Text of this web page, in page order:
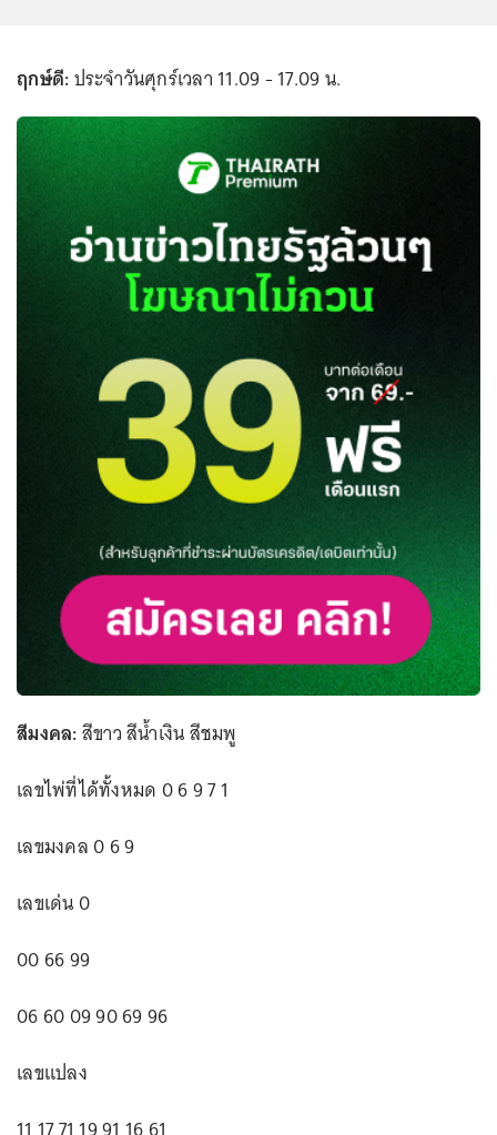
ฤกษ์ดี:ประจำวันศุกร์เวลา 11.09 - 17.09 น.
สีมงคล:สีขาว สีน้ำเงิน สีชมพู
เลขไพ่ที่ได้ทั้งหมด 0 6 9 7 1
เลขมงคล 0 6 9
เลขเด่น 0
00 66 99
06 60 09 90 69 96
เลขแปลง